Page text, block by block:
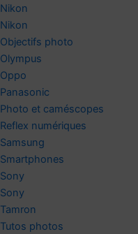
Nikon
Nikon
Objectifs photo
Olympus
Oppo
Panasonic
Photo et caméscopes
Reflex numériques
Samsung
Smartphones
Sony
Sony
Tamron
Tutos photos